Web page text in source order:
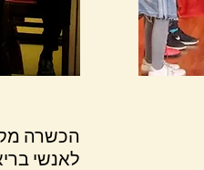
הכשרה
לאנשי